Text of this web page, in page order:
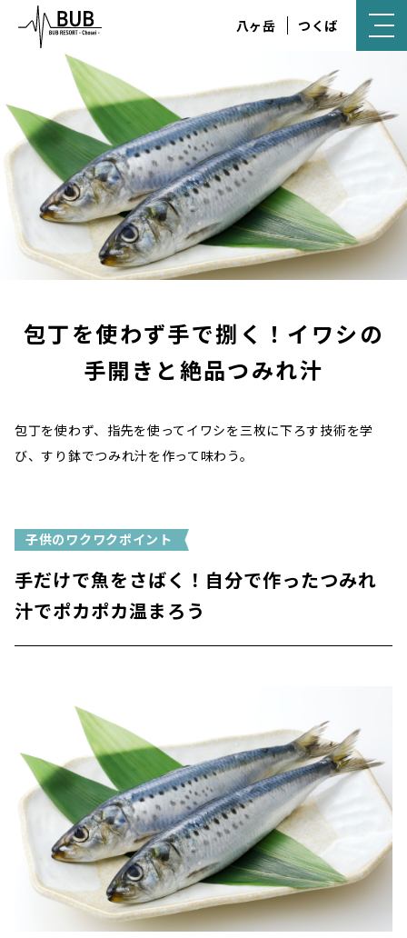
八ヶ岳 つくば
包丁を使わず手で捌く！イワシの
手開きと絶品つみれ汁
包丁を使わず、指先を使ってイワシを三枚に下ろす技術を学
び、すり鉢でつみれ汁を作って味わう。
子供のワクワクポイント
手だけで魚をさばく！自分で作ったつみれ
汁でポカポカ温まろう